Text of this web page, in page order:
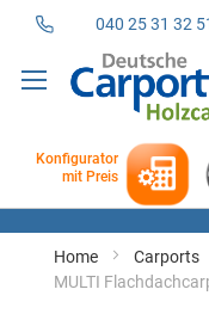
040 25 31 32
zum
Konfigurator
mit Preis
Home Carports
MULTI